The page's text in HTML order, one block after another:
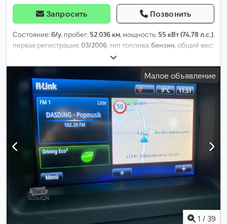
Запросить Позвонить
Состояние:б/у, пробег: 52 036 км, мощность: 55 кВт (74,78 л.с.),
первая регистрация:03/2006, тип топлива:бензин, общий вес:
, тип передачи:
выбросов:Евро 4, количество мест:2, Оборудование:ABS,
кондиционер, центральный замок
Малое объявление
1 / 39